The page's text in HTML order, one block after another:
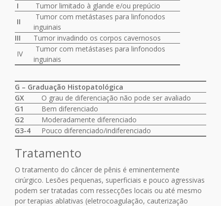
I
Tumor limitado à glande e/ou prepúcio
II
Tumor com metástases para linfonodos
inguinais
III
Tumor invadindo os corpos cavernosos
IV
Tumor com metástases para linfonodos
inguinais
G – Graduação Histopatológica
GX
O grau de diferenciação não pode ser avaliado
G1
Bem diferenciado
G2
Moderadamente diferenciado
G3-4
Pouco diferenciado/indiferenciado
Tratamento
O tratamento do câncer de pênis é eminentemente
cirúrgico. Lesões pequenas, superficiais e pouco agressivas
podem ser tratadas com ressecções locais ou até mesmo
por terapias ablativas (eletrocoagulação, cauterização